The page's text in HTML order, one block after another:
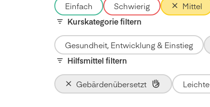
Einfach Schwierig Mittel
Kurskategorie filtern
Gesundheit, Entwicklung & Einstieg
Hilfsmittel filtern
Gebärdenübersetzt